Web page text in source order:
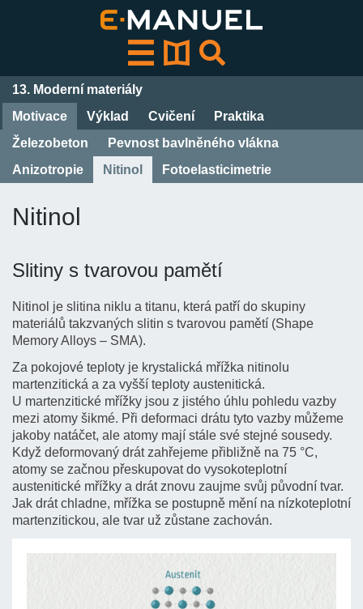
13. Moderní materiály
Motivace
Výklad Cvičení
Praktika
Železobeton
Pevnost bavlněného vlákna
Anizotropie
Nitinol Fotoelasticimetrie
Nitinol
Slitiny s tvarovou pamětí
Nitinol je slitina niklu a titanu, která patří do skupiny
materiálů takzvaných slitin s tvarovou pamětí (Shape
Memory Alloys – SMA).
Za pokojové teploty je krystalická mřížka nitinolu
martenzitická a za vyšší teploty austenitická.
U martenzitické mřížky jsou z jistého úhlu pohledu vazby
mezi atomy šikmé. Při deformaci drátu tyto vazby můžeme
jakoby natáčet, ale atomy mají stále své stejné sousedy.
Když deformovaný drát zahřejeme přibližně na 75 °C,
atomy se začnou přeskupovat do vysokoteplotní
austenitické mřížky a drát znovu zaujme svůj původní tvar.
Jak drát chladne, mřížka se postupně mění na nízkoteplotní
martenzitickou, ale tvar už zůstane zachován.